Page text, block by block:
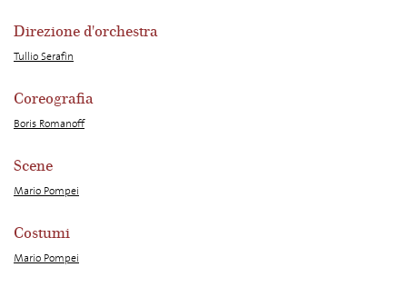
Direzione d'orchestra
Tullio Serafin
Coreografia
Boris Romanoff
Scene
Mario Pompei
Costumi
Mario Pompei